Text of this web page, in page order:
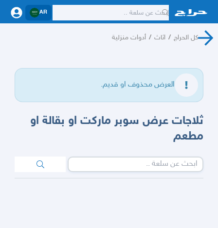
AR
كل الحراج / اثاث / أدوات منزلية
العرض محذوف او قديم.
ثلاجات عرض سوبر ماركت او بقالة او
مطعم